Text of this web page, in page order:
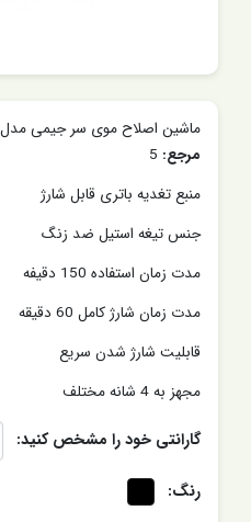
ماشین اصلاح موی سر جیمی مدل GM 805
مرجع:
منبع تغدیه باتری قابل شارژ
جنس تیغه استیل ضد زنگ
مدت زمان استفاده 150 دقیفه
مدت زمان شارژ کامل 60 دقیقه
قابلیت شارژ شدن سریع
مجهز به 4 شانه مختلف
گارانتی خود را مشخص کنید:
رنگ: